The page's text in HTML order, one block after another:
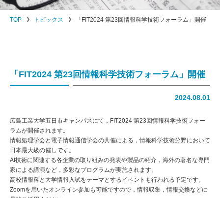
お客様の声
お知らせ
お問い合わせ
個人情報保護方針
採用情報
TOP トピックス 「FIT2024 第23回情報科学技術フォーラム」開催
「FIT2024 第23回情報科学技術フォーラム」開催
2024.08.01
広島工業大学五日市キャンパスにて，FIT2024 第23回情報科学技術フォー
ラムが開催されます。
情報処理学会と電子情報通信学会の共催による，情報科学技術分野において
日本最大級の催しです。
AI技術に関連する各企業の取り組みの発表や製品の紹介，海外の著名な専門
家による講演など，多彩なプログラムが実施されます。
高校情報科と大学情報入試をテーマとするイベントも行われる予定です。
Zoomを用いたオンライン参加も可能ですので，情報収集，情報交換などに